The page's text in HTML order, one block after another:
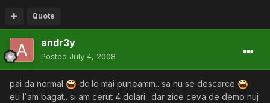
Quote
andr3y
Posted July 4, 2008
pai da normal
dc le mai puneamm.. sa nu se descarce
eu l`am bagat.. si am cerut 4 dolari.. dar zice ceva de demo nuj